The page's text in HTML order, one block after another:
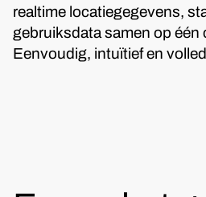
realtime locatiegegevens,
gebruiksdata samen op één
Eenvoudig, intuïtief en